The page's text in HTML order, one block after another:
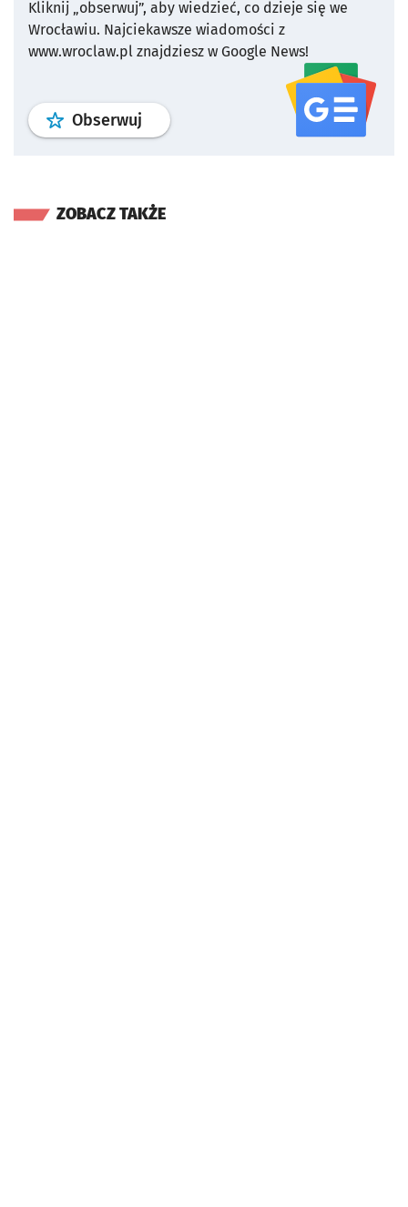
Kliknij „obserwuj”, aby wiedzieć, co dzieje się we
Wrocławiu. Najciekawsze wiadomości z
www.wroclaw.pl znajdziesz w Google News!
Obserwuj profil serwisu
ZOBACZ TAKŻE